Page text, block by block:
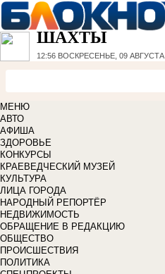
ШАХТЫ
12:56 ВОСКРЕСЕНЬЕ, 09 АВГУСТА
МЕНЮ
АВТО
АФИША
ЗДОРОВЬЕ
КОНКУРСЫ
КРАЕВЕДЧЕСКИЙ МУЗЕЙ
КУЛЬТУРА
ЛИЦА ГОРОДА
НАРОДНЫЙ РЕПОРТЁР
НЕДВИЖИМОСТЬ
ОБРАЩЕНИЕ В РЕДАКЦИЮ
ОБЩЕСТВО
ПРОИСШЕСТВИЯ
ПОЛИТИКА